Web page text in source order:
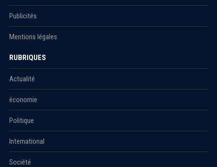
Publicités
Mentions légales
RUBRIQUES
Actualité
économie
Politique
International
Société